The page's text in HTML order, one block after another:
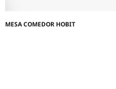
MESA COMEDOR HOBIT